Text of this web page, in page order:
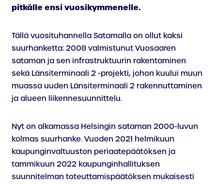
pitkälle ensi vuosikymmenelle.
Tällä vuosituhannella Satamalla on ollut kaksi
suurhanketta: 2008 valmistunut Vuosaaren
sataman ja sen infrastruktuurin rakentaminen
sekä Länsiterminaali 2 -projekti, johon kuului muun
muassa uuden Länsiterminaali 2 rakennuttaminen
ja alueen liikennesuunnittelu.
Nyt on alkamassa Helsingin sataman 2000-luvun
kolmas suurhanke. Vuoden 2021 helmikuun
kaupunginvaltuuston periaatepäätöksen ja
tammikuun 2022 kaupunginhallituksen
suunnitelman toteuttamispäätöksen mukaisesti